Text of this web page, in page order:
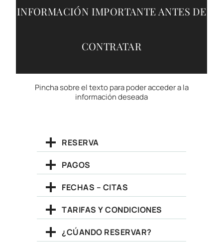
INFORMACIÓN IMPORTANTE ANTES DE
CONTRATAR
Pincha sobre el texto para poder acceder a la
información deseada
RESERVA
PAGOS
FECHAS – CITAS
TARIFAS Y CONDICIONES
¿CÚANDO RESERVAR?